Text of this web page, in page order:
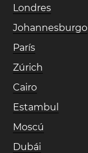
Londres
Johannesburgo
París
Zúrich
Cairo
Estambul
Moscú
Dubái